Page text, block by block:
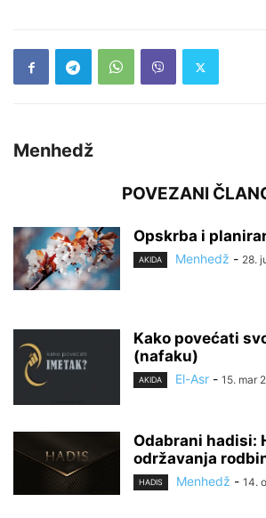
Menhedž
POVEZANI
Opskrba i
AKIDA Menhedž - 28.
Kako povećati
(nafaku)
AKIDA El-Asr - 15. mar
Odabrani hadisi:
održavanja
HADIS Menhedž - 14.